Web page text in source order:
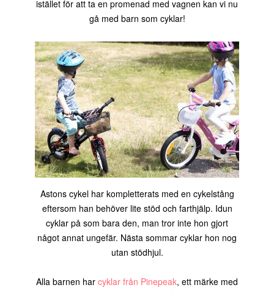
istället för att ta en promenad med vagnen kan vi nu
gå med barn som cyklar!
Astons cykel har kompletterats med en cykelstång
eftersom han behöver lite stöd och farthjälp. Idun
cyklar på som bara den, man tror inte hon gjort
något annat ungefär. Nästa sommar cyklar hon nog
utan stödhjul.
Alla barnen har cyklar från Pinepeak, ett märke med